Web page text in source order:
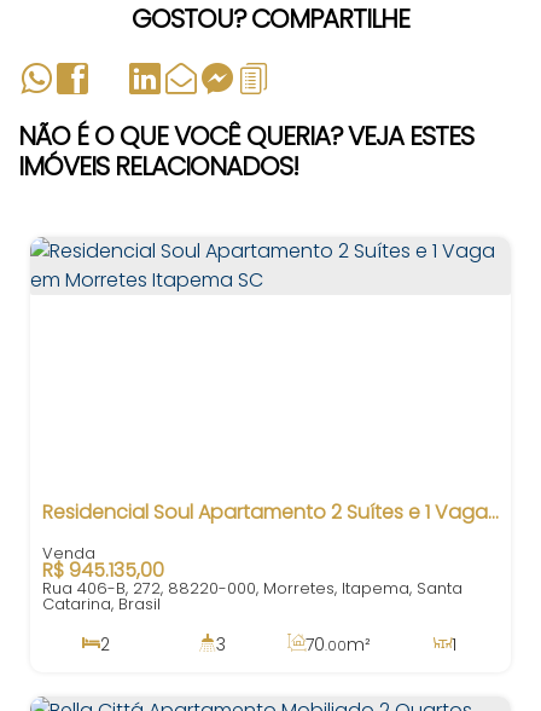
GOSTOU? COMPARTILHE
NÃO É O QUE VOCÊ QUERIA? VEJA ESTES
IMÓVEIS RELACIONADOS!
Residencial Soul Apartamento 2 Suítes e 1 Vaga em Morretes Itapema SC
R$945.135,00
Rua 406-B, 272, 88220-000, Morretes, Itapema, Santa
Catarina, Brasil
2 3 70.00m²
1